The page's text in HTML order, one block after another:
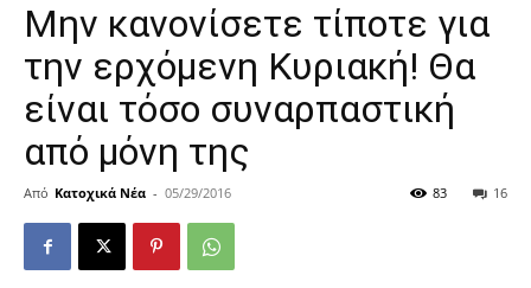
Μην κανονίσετε τίποτε για
την ερχόμενη Κυριακή! Θα
είναι τόσο συναρπαστική
από μόνη της
Από Κατοχικά Νέα - 05/29/2016 16
83